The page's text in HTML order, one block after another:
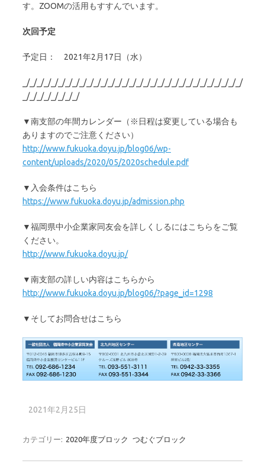
す。ZOOMの活用もすすんでいます。
次回予定
予定日： 2021年2月17日（水）
_/_/_/_/_/_/_/_/_/_/_/_/_/_/_/_/_/_/_/_/_/_/_/_/_/_/_/_/_/_/_/
_/_/_/_/_/_/_/_/
▼南支部の年間カレンダー（※日程は変更している場合も
ありますのでご注意ください）
http://www.fukuoka.doyu.jp/blog06/wp-
content/uploads/2020/05/2020schedule.pdf
▼入会条件はこちら
https://www.fukuoka.doyu.jp/admission.php
▼福岡県中小企業家同友会を詳しくしるにはこちらをご覧
ください。
http://www.fukuoka.doyu.jp/
▼南支部の詳しい内容はこちらから
http://www.fukuoka.doyu.jp/blog06/?page_id=1298
▼そしてお問合せはこちら
2021年2月25日
カテゴリー: 2020年度ブロック つむぐブロック